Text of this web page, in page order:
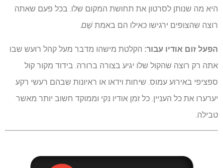
היא מה שנותן לסרטון את תחושת המקום שלו. בכל פעם שאתה
רוצה שהצופים ירגישו כאילו הם באמת שָׁם.
הפעל זום אודיו עבור: הקלטת מישהו מדבר מעל קהל רועש שבו
אתה רק רוצה שהקול שלו יגיע בצורה ברורה. בידוד מקור קול
ספציפי באירוע עמוס. שיחות וידאו או ראיונות שבהם רעשי רקע
יערערו את כל העניין. כל זמן אודיו נקי וממוקד חשוב יותר מאשר
טבילה.